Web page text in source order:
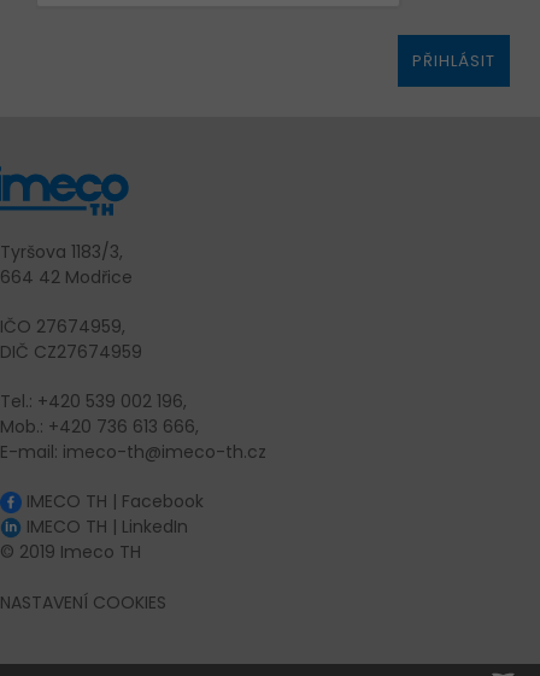
PŘIHLÁSIT
Tyršova 1183/3,
664 42 Modřice
IČO 27674959,
DIČ CZ27674959
Tel.: +420 539 002 196,
Mob.: +420 736 613 666,
E-mail: imeco-th@imeco-th.cz
IMECO TH | Facebook
IMECO TH | LinkedIn
© 2019 Imeco TH
NASTAVENÍ COOKIES